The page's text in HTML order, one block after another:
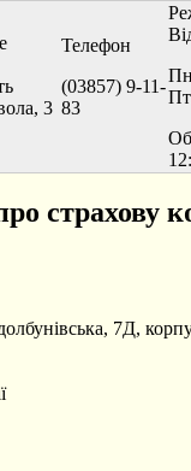
3
Телефон
(03857) 9-11-
83
страхову
7Д,